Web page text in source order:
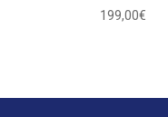
199,00€